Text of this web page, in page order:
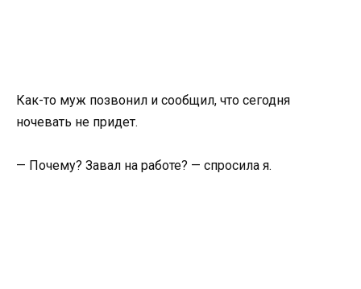
Как-то муж позвонил и сообщил, что сегодня
ночевать не придет.
— Почему? Завал на работе? — спросила я.